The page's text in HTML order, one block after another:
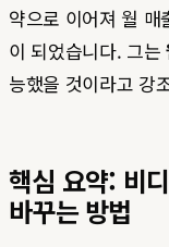
약으로 이어져 월
이 되었습니다. 그는
능했을 것이라고 강
핵심 요약: 비
바꾸는 방법